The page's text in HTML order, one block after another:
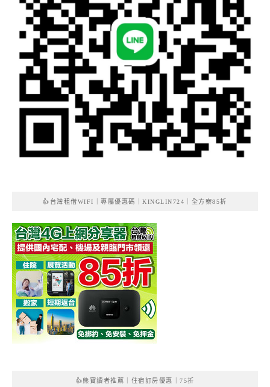
👍台灣租借WIFI｜專屬優惠碼｜KINGLIN724｜全方案85折
👍熊寶讀者推薦｜住宿訂房優惠｜75折